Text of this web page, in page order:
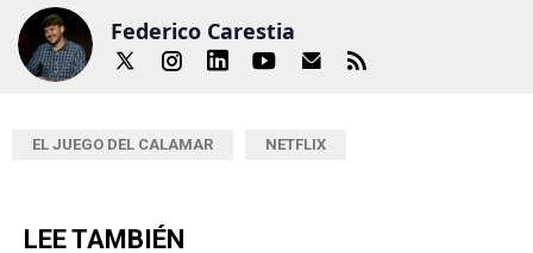
Federico Carestia
EL JUEGO DEL CALAMAR NETFLIX
LEE TAMBIÉN